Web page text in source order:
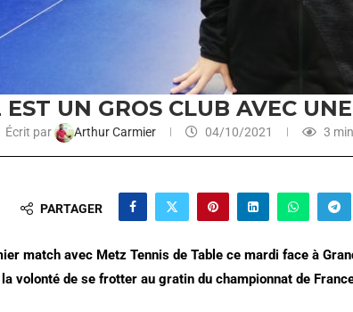
UN GROS CLUB AVEC
Écrit par Arthur Carmier 04/10/2021 3
PARTAGER
match avec Metz Tennis de Table ce mardi face à
volonté de se frotter au gratin du championnat de